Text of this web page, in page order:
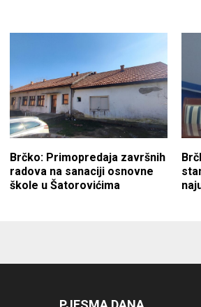
Brčko: Primopredaja završnih
radova na sanaciji osnovne
škole u Šatorovićima